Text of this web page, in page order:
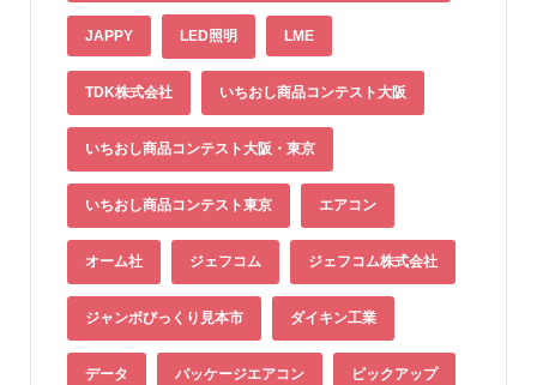
JAPPY LED照明 LME
TDK株式会社 いちおし商品コンテスト大阪
いちおし商品コンテスト大阪・東京
いちおし商品コンテスト東京 エアコン
オーム社 ジェフコム ジェフコム株式会社
ジャンボびっくり見本市 ダイキン工業
データ パッケージエアコン ピックアップ